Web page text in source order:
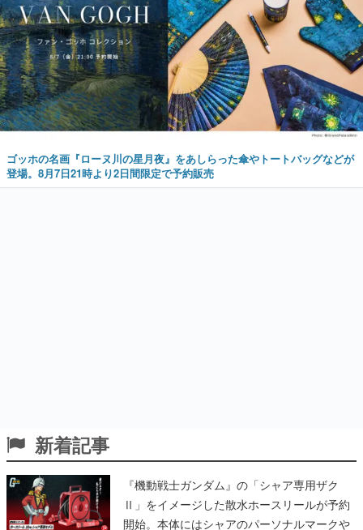
ゴッホの名画『ローヌ川の星月夜』をあしらった傘やトートバッグなどが
登場。8月7日21時より2日間限定で予約販売
新着記事
『機動戦士ガンダム』の「シャア専用ザク
Ⅱ」をイメージした散水ホースリールが予約
開始。本体にはシャアのパーソナルマークや